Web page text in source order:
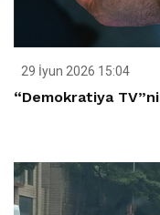
29 İyun 2026 15:04
“Demokratiya